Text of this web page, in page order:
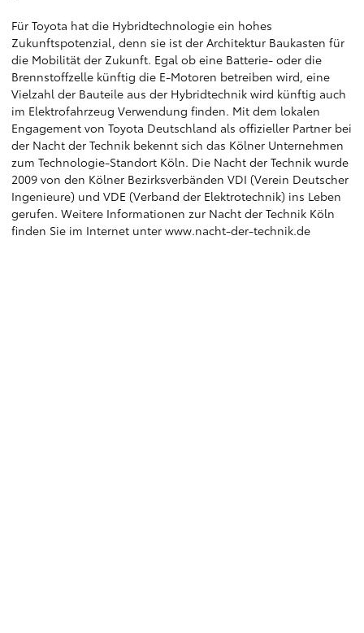
Für Toyota hat die Hybridtechnologie ein hohes
Zukunftspotenzial, denn sie ist der Architektur Baukasten für
die Mobilität der Zukunft. Egal ob eine Batterie- oder die
Brennstoffzelle künftig die E-Motoren betreiben wird, eine
Vielzahl der Bauteile aus der Hybridtechnik wird künftig auch
im Elektrofahrzeug Verwendung finden. Mit dem lokalen
Engagement von Toyota Deutschland als offizieller Partner bei
der Nacht der Technik bekennt sich das Kölner Unternehmen
zum Technologie-Standort Köln. Die Nacht der Technik wurde
2009 von den Kölner Bezirksverbänden VDI (Verein Deutscher
Ingenieure) und VDE (Verband der Elektrotechnik) ins Leben
gerufen. Weitere Informationen zur Nacht der Technik Köln
finden Sie im Internet unter www.nacht-der-technik.de